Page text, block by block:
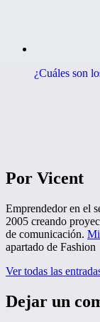
¿Cuáles son
Por Vicent
Emprendedor en el
2005 creando
de comunicación.
apartado de Fashion
Ver todas las
Dejar un